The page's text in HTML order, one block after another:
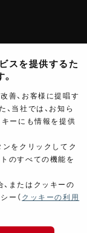
スを提供するた
善、お客様に提唱す
当社では、お知ら
キーにも情報を提供
ンをクリックしてク
のすべての機能を
またはクッキーの
ー（ クッキーの利用